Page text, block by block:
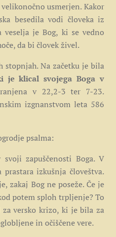
usmerjen. Kakor
besedila vodi človeka iz
veselja je Bog, ki se vedno
da bi človek živel.
stopnjah. Na začetku je bila
je klical svojega Boga v
v 22,2-3 ter 7-23.
izgnanstvom leta 586
psalma:
zapuščenosti Boga. V
izkušnja človeštva.
zakaj Bog ne poseže. Če je
potem sploh trpljenje? To
za versko krizo, ki je bila za
in očiščene vere.